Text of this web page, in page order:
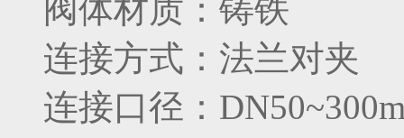
阀体材质：铸铁
连接方式：法兰对夹
连接口径：